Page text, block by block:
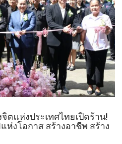
ตแห่งประเทศไทยเปิดร้าน!
ห่งโอกาส สร้างอาชีพ สร้าง